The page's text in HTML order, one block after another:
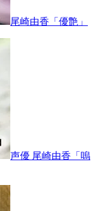
尾崎由香「優艶」
声優 尾崎由香「嗚